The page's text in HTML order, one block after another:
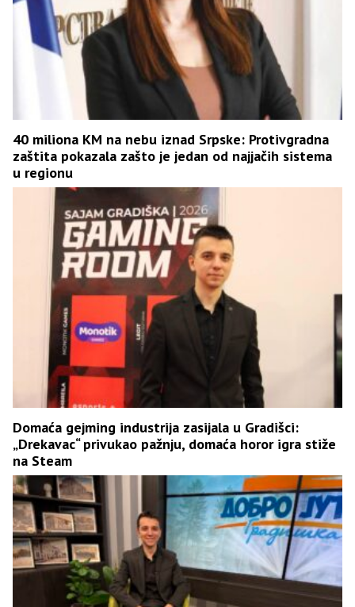
40 miliona KM na nebu iznad Srpske: Protivgradna
zaštita pokazala zašto je jedan od najjačih sistema
u regionu
Domaća gejming industrija zasijala u Gradišci:
„Drekavac“ privukao pažnju, domaća horor igra stiže
na Steam